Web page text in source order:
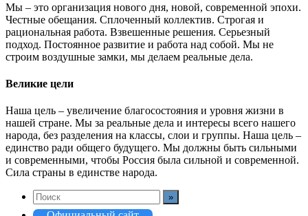
Мы – это организация нового дня, новой, современной эпохи.
Честные обещания. Сплоченный коллектив. Строгая и
рациональная работа. Взвешенные решения. Серьезный
подход. Постоянное развитие и работа над собой. Мы не
строим воздушные замки, мы делаем реальные дела.
Великие цели
Наша цель – увеличение благосостояния и уровня жизни в
нашей стране. Мы за реальные дела и интересы всего нашего
народа, без разделения на классы, слои и группы. Наша цель –
единство ради общего будущего. Мы должны быть сильными
и современными, чтобы Россия была сильной и современной.
Сила страны в единстве народа.